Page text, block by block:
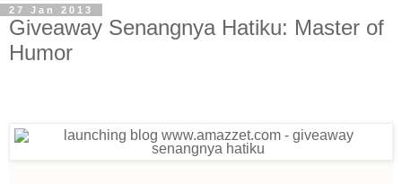
27 Jan 2013
Giveaway Senangnya Hatiku: Master of
Humor